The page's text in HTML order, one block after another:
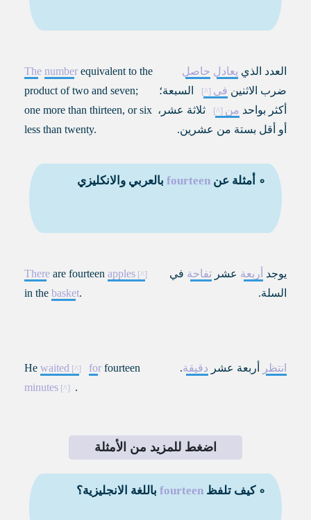
العدد الذي يعادل حاصل
ضرب الاثنين في
السبعة؛
أكثر بواحد من
ثلاثة عشر،
أو أقل بستة من عشرين.
The number equivalent to the
product of two and seven;
one more than thirteen, or six
less than twenty.
∘ أمثلة عنfourteen بالعربي والانكليزي
يوجد أربعة عشر تفاحة في
السلة.
There are fourteen apples
in the basket.
انتظر أربعة عشر دقيقة.
He waited for fourteen
minutes
.
اضغط للمزيد من الأمثلة
∘ كيف تلفظfourteen باللغة الانجليزية؟